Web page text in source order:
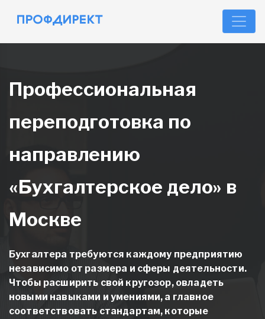
Профессиональная
переподготовка по
направлению
«Бухгалтерское дело» в
Москве
Бухгалтера требуются каждому предприятию
независимо от размера и сферы деятельности.
Чтобы расширить свой кругозор, овладеть
новыми навыками и умениями, а главное
соответствовать стандартам, которые